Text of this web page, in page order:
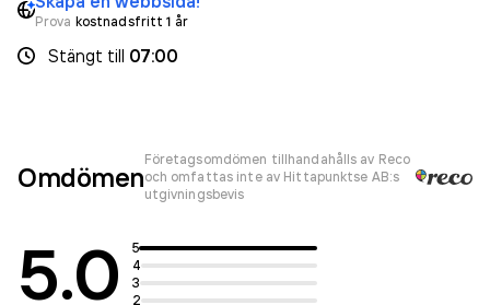
Prova kostnadsfritt 1 år
Stängt till 07:00
Omdömen
Företagsomdömen tillhandahålls av Reco
och omfattas inte av Hittapunktse AB:s
utgivningsbevis
5.0
5
4
3
2